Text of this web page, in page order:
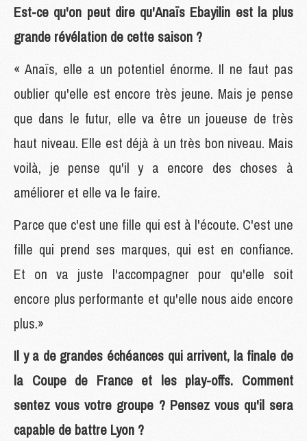
Est-ce qu'on peut dire qu'Anaïs Ebayilin est la plus
grande révélation de cette saison ?
« Anaïs, elle a un potentiel énorme. Il ne faut pas
oublier qu'elle est encore très jeune. Mais je pense
que dans le futur, elle va être un joueuse de très
haut niveau. Elle est déjà à un très bon niveau. Mais
voilà, je pense qu'il y a encore des choses à
améliorer et elle va le faire.
Parce que c'est une fille qui est à l'écoute. C'est une
fille qui prend ses marques, qui est en confiance.
Et on va juste l'accompagner pour qu'elle soit
encore plus performante et qu'elle nous aide encore
plus.»
Il y a de grandes échéances qui arrivent, la finale de
la Coupe de France et les play-offs. Comment
sentez vous votre groupe ? Pensez vous qu'il sera
capable de battre Lyon ?